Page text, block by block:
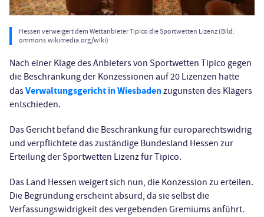
Hessen verweigert dem Wettanbieter Tipico die Sportwetten Lizenz (Bild:
ommons.wikimedia.org/wiki)
Nach einer Klage des Anbieters von Sportwetten Tipico gegen
die Beschränkung der Konzessionen auf 20 Lizenzen hatte
dasVerwaltungsgericht in Wiesbadenzugunsten des Klägers
entschieden.
Das Gericht befand die Beschränkung für europarechtswidrig
und verpflichtete das zuständige Bundesland Hessen zur
Erteilung der Sportwetten Lizenz für Tipico.
Das Land Hessen weigert sich nun, die Konzession zu erteilen.
Die Begründung erscheint absurd, da sie selbst die
Verfassungswidrigkeit des vergebenden Gremiums anführt.